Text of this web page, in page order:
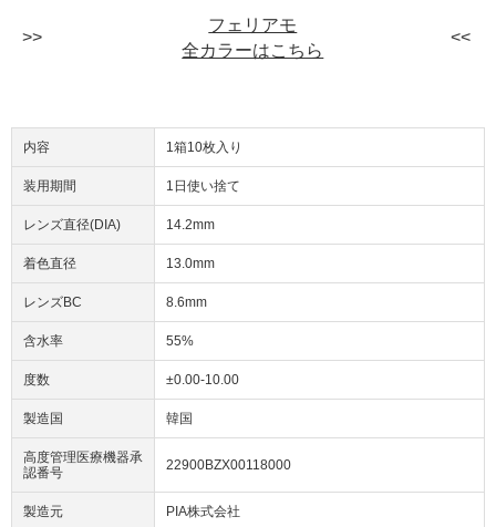
フェリアモ
全カラーはこちら
内容 1箱10枚入り
装用期間 1日使い捨て
レンズ直径(DIA) 14.2mm
着色直径 13.0mm
レンズBC 8.6mm
含水率 55%
度数 ±0.00-10.00
製造国 韓国
高度管理医療機器承
認番号
22900BZX00118000
製造元 PIA株式会社